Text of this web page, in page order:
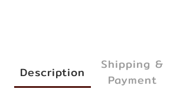
Description
Shipping &
Payment